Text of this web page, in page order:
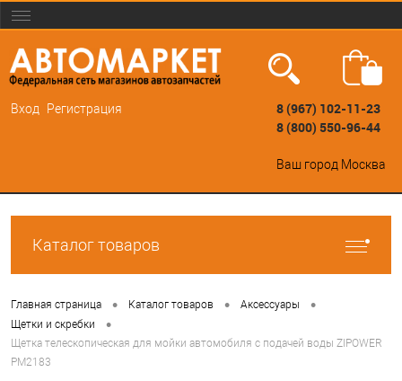
Вход Регистрация
8 (967) 102-11-23
8 (800) 550-96-44
Ваш город Москва
Каталог товаров
Главная страница • Каталог товаров • Аксессуары •
Щетки и скребки •
Щетка телескопическая для мойки автомобиля с подачей воды ZIPOWER
PM2183